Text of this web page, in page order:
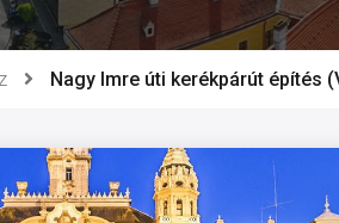
Nagy Imre úti kerékpárút építés